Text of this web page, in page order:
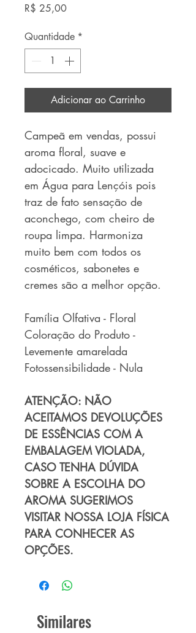
R$ 25,00Preço
Quantidade *
Adicionar ao Carrinho
Campeã em vendas, possui
aroma floral, suave e
adocicado. Muito utilizada
em Água para Lençóis pois
traz de fato sensação de
aconchego, com cheiro de
roupa limpa. Harmoniza
muito bem com todos os
cosméticos, sabonetes e
cremes são a melhor opção.
Família Olfativa - Floral
Coloração do Produto -
Levemente amarelada
Fotossensibilidade - Nula
ATENÇÃO: NÃO
ACEITAMOS DEVOLUÇÕES
DE ESSÊNCIAS COM A
EMBALAGEM VIOLADA,
CASO TENHA DÚVIDA
SOBRE A ESCOLHA DO
AROMA SUGERIMOS
VISITAR NOSSA LOJA FÍSICA
PARA CONHECER AS
OPÇÕES.
Similares